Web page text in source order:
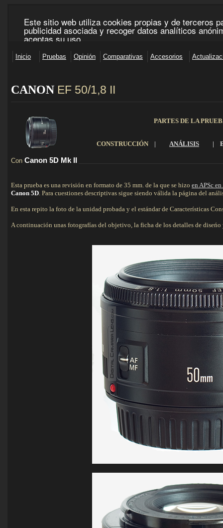
CANON EF 50/1,8 II
PARTES DE LA
CONSTRUCCIÓN | ANÁLISIS |
Con Canon 5D Mk
Esta prueba es una revisión en formato de 35 mm. de la que se hizo en APSc
Canon 5D. Para cuestiones descriptivas sigue siendo válida la página del
En esta repito la foto de la unidad probada y el estándar de Características
A continuación unas fotografías del objetivo, la ficha de los detalles de